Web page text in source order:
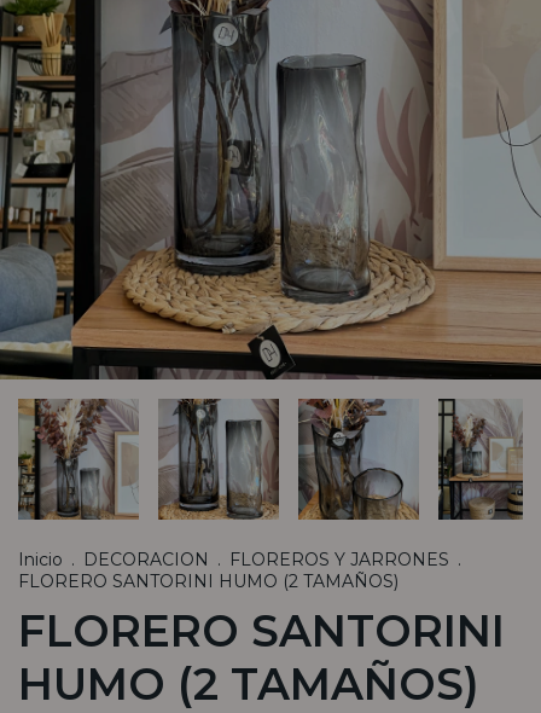
Inicio . DECORACION . FLOREROS Y JARRONES .
FLORERO SANTORINI HUMO (2 TAMAÑOS)
FLORERO SANTORINI
HUMO (2 TAMAÑOS)